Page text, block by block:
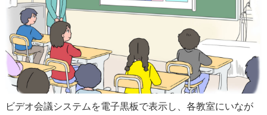
ビデオ会議システムを電子黒板で表示し、各教室にいなが